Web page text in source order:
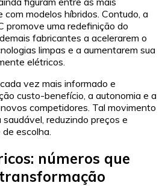
modelos híbridos. Contudo, a
promove uma redefinição do
fabricantes a acelerarem o
limpas e a aumentarem sua
elétricos.
vez mais informado e
custo-benefício, a autonomia e a
competidores. Tal movimento
reduzindo preços e
escolha.
números que